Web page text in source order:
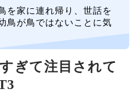
を家に連れ帰り、世話を
鳥が鳥ではないことに気
ぎて注目されて